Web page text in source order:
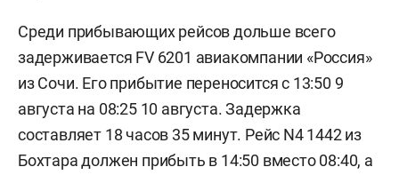
Среди прибывающих рейсов дольше всего
задерживается FV 6201 авиакомпании «Россия»
из Сочи. Его прибытие переносится с 13:50 9
августа на 08:25 10 августа. Задержка
составляет 18 часов 35 минут. Рейс N4 1442 из
Бохтара должен прибыть в 14:50 вместо 08:40, а